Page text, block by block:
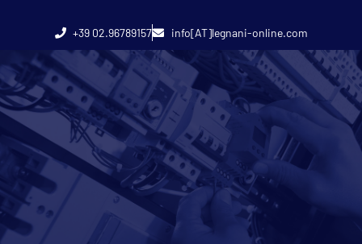
+39 02.96789157 info[AT]legnani-online.com